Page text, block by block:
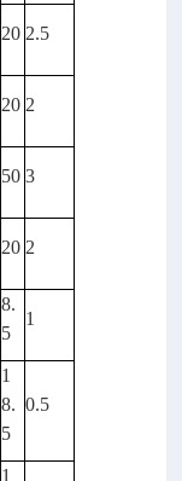
20 2.5
20 2
50 3
20 2
8.
5
1
1
8.
5
0.5
1